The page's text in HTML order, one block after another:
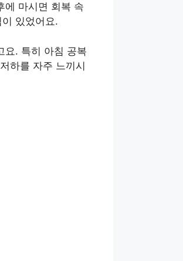
에 마시면 회복 속
있었어요.
요. 특히 아침 공복
하를 자주 느끼시